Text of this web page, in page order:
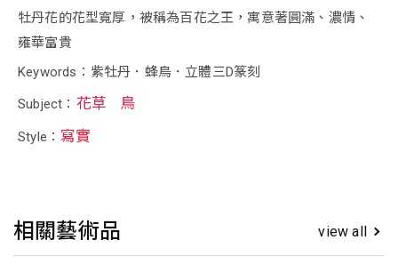
牡丹花的花型寬厚，被稱為百花之王，寓意著圓滿、濃情、
雍華富貴
Keywords：紫牡丹．蜂鳥．立體三D篆刻
Subject： 花草 鳥
Style：寫實
相關藝術品 view all